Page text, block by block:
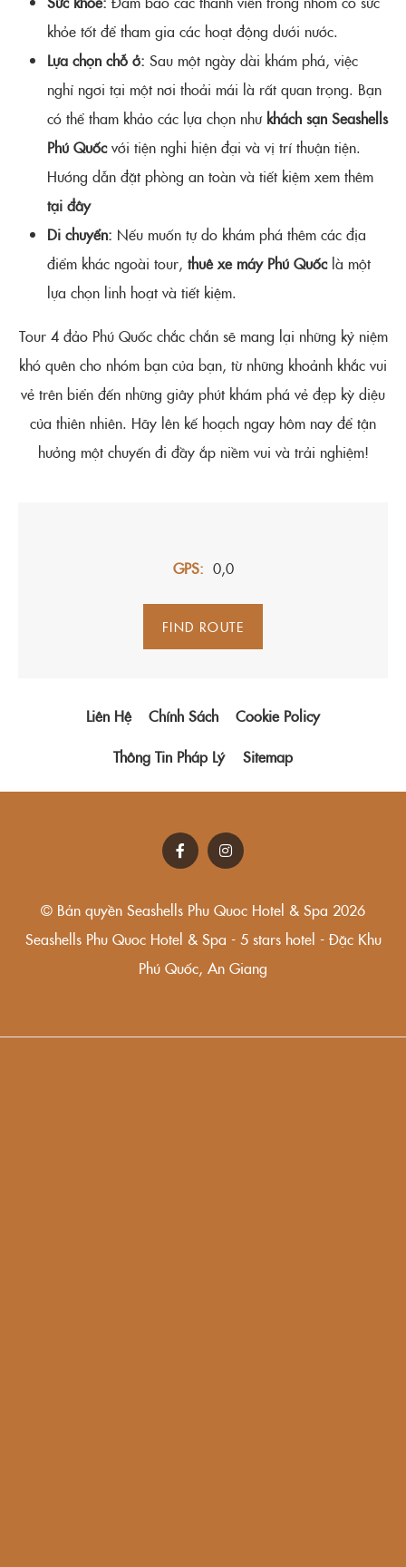
khỏe tốt để tham gia các hoạt động dưới nước.
Lựa chọn chỗ ở: Sau một ngày dài khám phá, việc
nghỉ ngơi tại một nơi thoải mái là rất quan trọng. Bạn
có thể tham khảo các lựa chọn như khách sạn Seashells
Phú Quốcvới tiện nghi hiện đại và vị trí thuận tiện.
Hướng dẫn đặt phòng an toàn và tiết kiệm xem thêm
tại đây
Di chuyển: Nếu muốn tự do khám phá thêm các địa
điểm khác ngoài tour, thuê xe máy Phú Quốclà một
lựa chọn linh hoạt và tiết kiệm.
Tour 4 đảo Phú Quốc chắc chắn sẽ mang lại những kỷ niệm
khó quên cho nhóm bạn của bạn, từ những khoảnh khắc vui
vẻ trên biển đến những giây phút khám phá vẻ đẹp kỳ diệu
của thiên nhiên. Hãy lên kế hoạch ngay hôm nay để tận
hưởng một chuyến đi đầy ắp niềm vui và trải nghiệm!
GPS 0,0
FIND ROUTE
Liên Hệ Chính Sách Cookie Policy
Thông Tin Pháp Lý Sitemap
© Bản quyền Seashells Phu Quoc Hotel & Spa 2026
Seashells Phu Quoc Hotel & Spa - 5 stars hotel - Đặc Khu
Phú Quốc, An Giang